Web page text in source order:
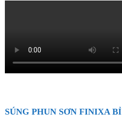
SÚNG PHUN SƠN FINIXA BỈ